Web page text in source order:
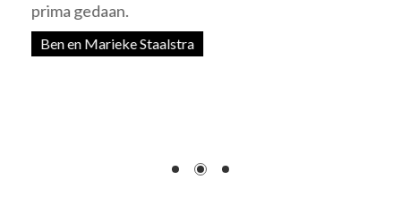
prima gedaan.
Ben en Marieke Staalstra